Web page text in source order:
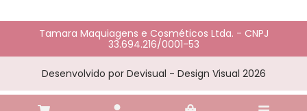
Tamara Maquiagens e Cosméticos Ltda. - CNPJ
33.694.216/0001-53
Desenvolvido por Devisual - Design Visual 2026